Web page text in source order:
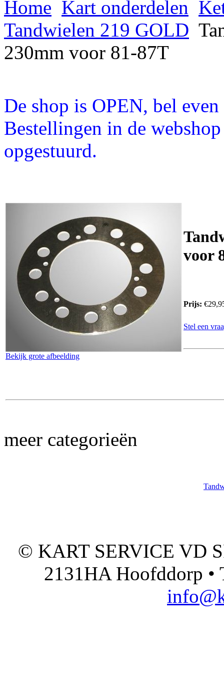
Home Kart onderdelen
Tandwielen 219 GOLD
230mm voor 81-87T
De shop is OPEN, bel
Bestellingen in de
opgestuurd.
Bekijk grote afbeelding
voor
Prijs:
Stel een
meer categorieën
© KART SERVICE VD
2131HA Hoofddorp •